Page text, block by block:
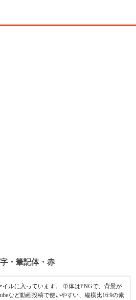
・筆記体・赤
イルに入っています。 単体はPNGで、背景が
など動画投稿で使いやすい、縦横比16:9の素